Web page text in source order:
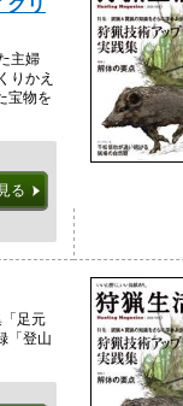
主婦
りかえ
宝物を
る
足元
「登山